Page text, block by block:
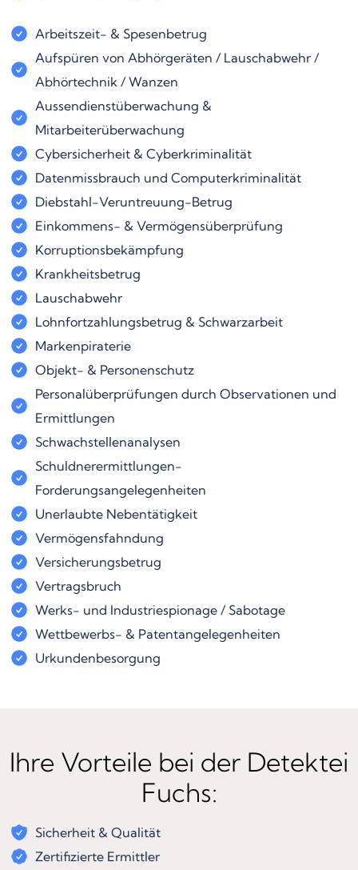
Arbeitszeit- & Spesenbetrug
Aufspüren von Abhörgeräten / Lauschabwehr /
Abhörtechnik / Wanzen
Aussendienstüberwachung &
Mitarbeiterüberwachung
Cybersicherheit & Cyberkriminalität
Datenmissbrauch und Computerkriminalität
Diebstahl-Veruntreuung-Betrug
Einkommens- & Vermögensüberprüfung
Korruptionsbekämpfung
Krankheitsbetrug
Lauschabwehr
Lohnfortzahlungsbetrug & Schwarzarbeit
Markenpiraterie
Objekt- & Personenschutz
Personalüberprüfungen durch Observationen und
Ermittlungen
Schwachstellenanalysen
Schuldnerermittlungen-
Forderungsangelegenheiten
Unerlaubte Nebentätigkeit
Vermögensfahndung
Versicherungsbetrug
Vertragsbruch
Werks- und Industriespionage / Sabotage
Wettbewerbs- & Patentangelegenheiten
Urkundenbesorgung
Ihre Vorteile bei der Detektei
Fuchs:
Sicherheit & Qualität
Zertifizierte Ermittler